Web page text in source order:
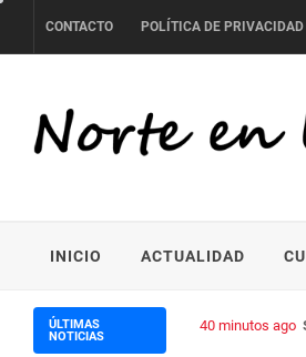
to
CONTACTO POLÍTICA DE PRIVACIDAD
INICIO ACTUALIDAD
ÚLTIMAS
NOTICIAS
40 minutos ago